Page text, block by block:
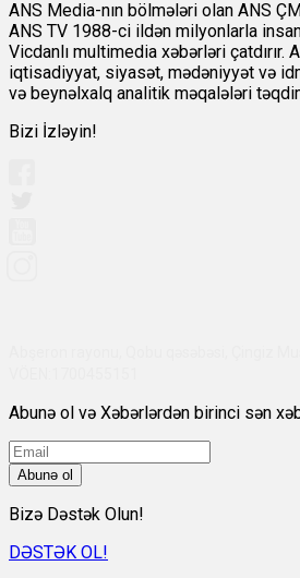
ANS Media-nın bölmələri olan ANS
ANS TV 1988-ci ildən milyonlarla
Vicdanlı multimedia xəbərləri çatdırır.
iqtisadiyyat, siyasət, mədəniyyət və
və beynəlxalq analitik məqalələri
Bizi İzləyin!
Abunə ol və Xəbərlərdən birinci sən
Abunə ol
Bizə Dəstək Olun!
DƏSTƏK OL!